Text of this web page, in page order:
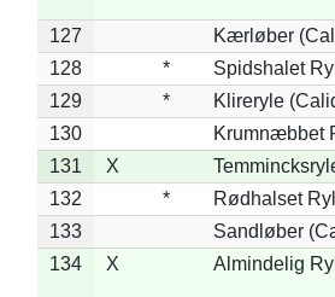
127
Kærløber
128
*
Spidshalet
129
*
Klireryle
130
Krumnæbbet
131
X
132
*
Rødhalset
133
Sandløber
134
X Almindelig